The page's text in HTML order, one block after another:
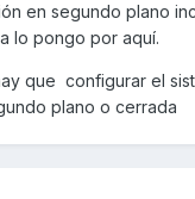
en segundo plano
lo pongo por aquí.
que configurar el
plano o cerrada